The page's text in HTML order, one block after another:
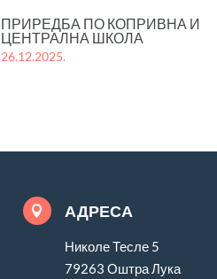
ПРИРЕДБА ПО КОПРИВНА И
ЦЕНТРАЛНА ШКОЛА
26.12.2025.
 АДРЕСА
Николе Тесле 5
79263 Оштра Лука